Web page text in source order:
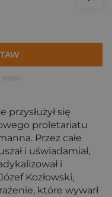
się
proletariatu
Przez całe
i uświadamiał,
i
Kozłowski,
które wywarł